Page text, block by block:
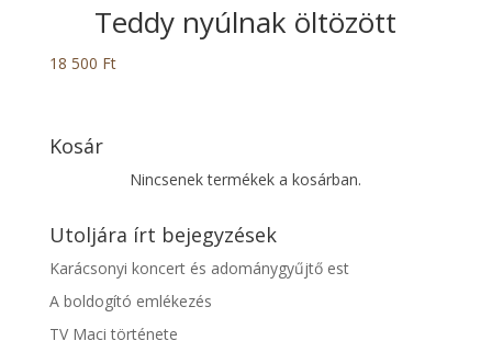
Teddy nyúlnak öltözött
18 500 Ft
Kosár
Nincsenek termékek a kosárban.
Utoljára írt bejegyzések
Karácsonyi koncert és adománygyűjtő est
A boldogító emlékezés
TV Maci története